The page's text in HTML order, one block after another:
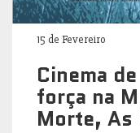
15 de Fevereiro
Cinema
força na
Morte, As